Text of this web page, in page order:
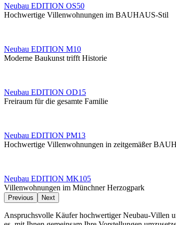
Neubau EDITION OS50
Hochwertige Villenwohnungen im BAUHAUS-Stil
Neubau EDITION M10
Moderne Baukunst trifft Historie
Neubau EDITION OD15
Freiraum für die gesamte Familie
Neubau EDITION PM13
Hochwertige Villenwohnungen in zeitgemäßer
Neubau EDITION MK105
Villenwohnungen im Münchner Herzogpark
Previous Next
Anspruchsvolle Käufer hochwertiger Neubau-Villen